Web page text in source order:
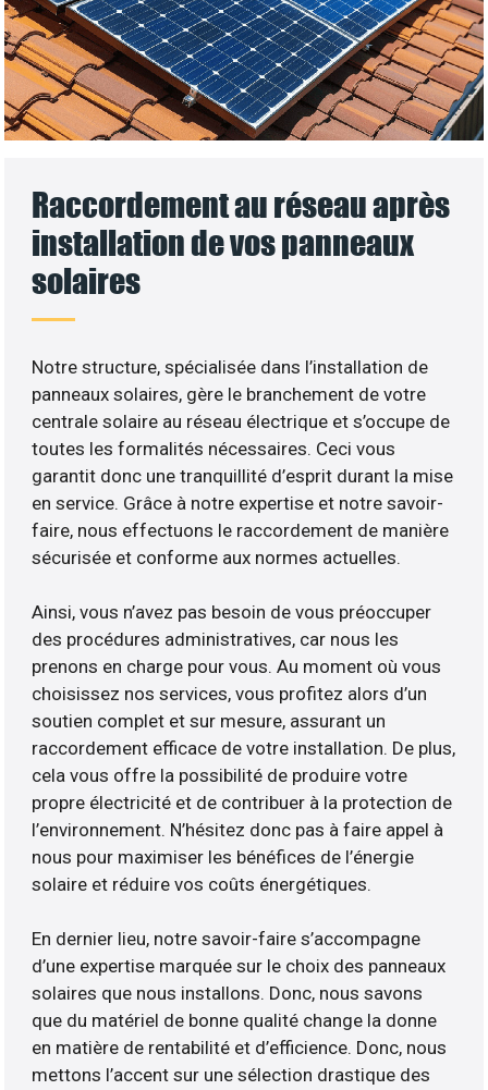
Raccordement au réseau après
installation de vos panneaux
solaires
Notre structure, spécialisée dans l’installation de
panneaux solaires, gère le branchement de votre
centrale solaire au réseau électrique et s’occupe de
toutes les formalités nécessaires. Ceci vous
garantit donc une tranquillité d’esprit durant la mise
en service. Grâce à notre expertise et notre savoir-
faire, nous effectuons le raccordement de manière
sécurisée et conforme aux normes actuelles.
Ainsi, vous n’avez pas besoin de vous préoccuper
des procédures administratives, car nous les
prenons en charge pour vous. Au moment où vous
choisissez nos services, vous profitez alors d’un
soutien complet et sur mesure, assurant un
raccordement efficace de votre installation. De plus,
cela vous offre la possibilité de produire votre
propre électricité et de contribuer à la protection de
l’environnement. N’hésitez donc pas à faire appel à
nous pour maximiser les bénéfices de l’énergie
solaire et réduire vos coûts énergétiques.
En dernier lieu, notre savoir-faire s’accompagne
d’une expertise marquée sur le choix des panneaux
solaires que nous installons. Donc, nous savons
que du matériel de bonne qualité change la donne
en matière de rentabilité et d’efficience. Donc, nous
mettons l’accent sur une sélection drastique des